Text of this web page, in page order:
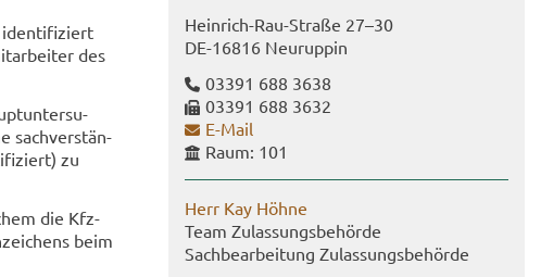
iden­ti­fi­ziert
des
sach­ver­stän­
zu
die Kfz-​
beim
Heinrich-​Rau-Straße 27–30
DE-​16816 Neu­rup­pin
03391 688 3638
03391 688 3632
E-​Mail
Raum: 101
Herr Kay Höhne
Team Zu­las­sungs­be­hör­de
Sach­be­ar­bei­tung Zu­las­sungs­be­hör­de